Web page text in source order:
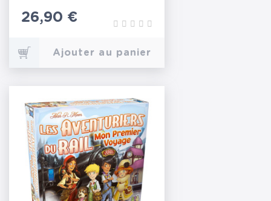
Prix
26,90 €
Ajouter au panier